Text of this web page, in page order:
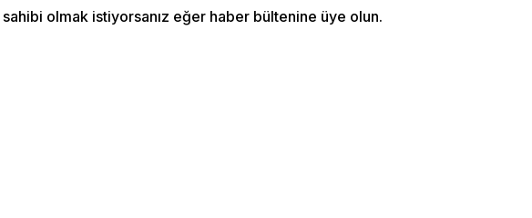
olmak istiyorsanız eğer haber bültenine üye olun.